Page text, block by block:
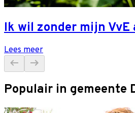
Ik wil zonder mijn VvE
Lees meer
Populair in gemeente